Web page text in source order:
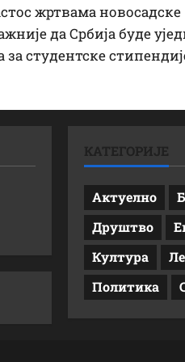
жртвама новосадске
да Србија буде
студентске
КАТЕГОРИЈЕ
Актуелно
Друштво
Култура
Политика